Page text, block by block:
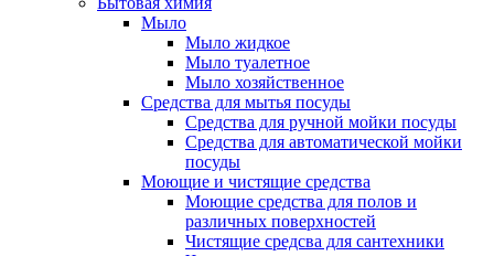
Мыло
Мыло жидкое
Мыло туалетное
Мыло хозяйственное
Средства для мытья посуды
Средства для ручной мойки посуды
Средства для автоматической мойки
посуды
Моющие и чистящие средства
Моющие средства для полов и
различных поверхностей
Чистящие средсва для сантехники